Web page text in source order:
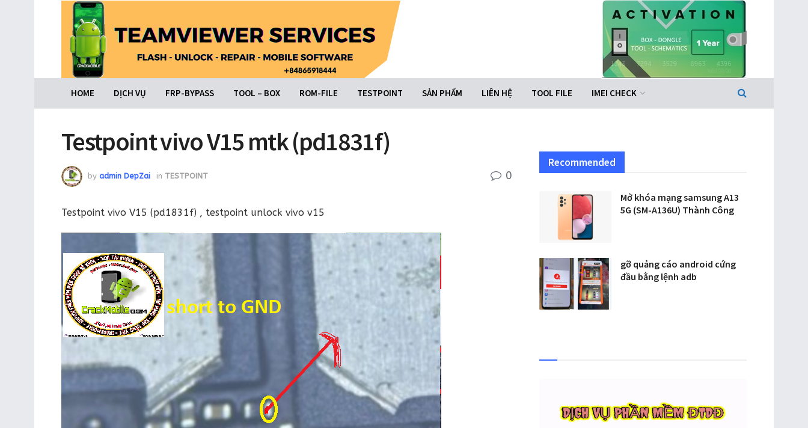
HOME DỊCH VỤ FRP-BYPASS TOOL – BOX ROM-FILE TESTPOINT SẢN PHẨM LIÊN HỆ TOOL FILE IMEI CHECK
Testpoint vivo V15 mtk (pd1831f)
by admin DepZai in TESTPOINT 0
Testpoint vivo V15 (pd1831f) , testpoint unlock vivo v15
Recommended
Mở khóa mạng samsung A13
5G (SM-A136U) Thành Công
gỡ quảng cáo android cứng
đầu bằng lệnh adb